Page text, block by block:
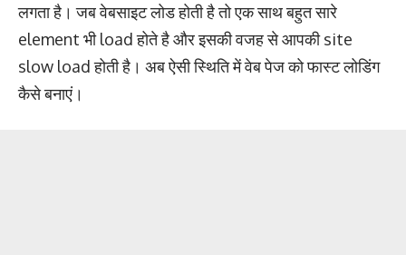
लगता है। जब वेबसाइट लोड होती है तो एक साथ बहुत सारे
element भी load होते है और इसकी वजह से आपकी site
slow load होती है। अब ऐसी स्थिति में वेब पेज को फास्ट लोडिंग
कैसे बनाएं।